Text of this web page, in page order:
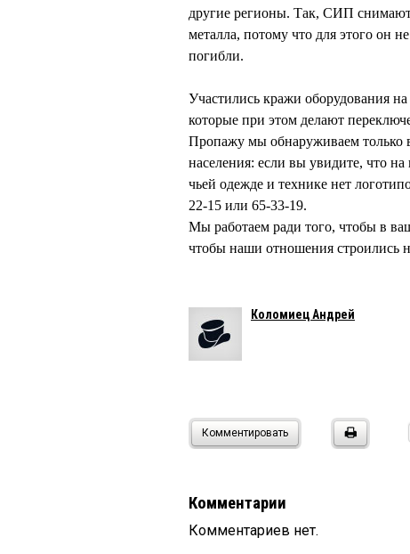
другие регионы. Так, СИП снимают
металла, потому что для этого он
погибли.
Участились кражи оборудования
которые при этом делают
Пропажу мы обнаруживаем только
населения: если вы увидите, что
чьей одежде и технике нет
22-15 или 65-33-19.
Мы работаем ради того, чтобы в
чтобы наши отношения строились
Коломиец Андрей
Комментировать
Комментарии
Комментариев нет.